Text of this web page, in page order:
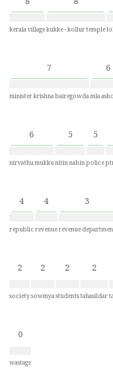
8
kerala village
8
kukke - kollur temple
7
minister krishna bairegowda
6
mla
6
nirvathu mukku
5
nitin nabin
5
police
4
republic
4
revenue
3
revenue
2
society
2
sowmya
2
students
2
tahasildar
0
wastage